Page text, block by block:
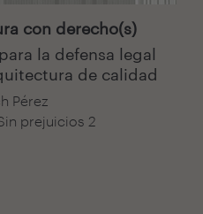
con derecho(s)
la defensa legal
de calidad
Pérez
prejuicios 2